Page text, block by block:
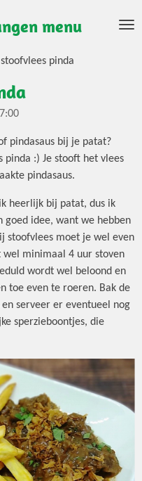
menu
pinda
pindasaus bij je patat?
pinda :) Je stooft het vlees
pindasaus.
heerlijk bij patat, dus ik
goed idee, want we hebben
stoofvlees moet je wel even
wel minimaal 4 uur stoven
wordt wel beloond en
toe even te roeren. Bak de
serveer er eventueel nog
sperzieboontjes, die